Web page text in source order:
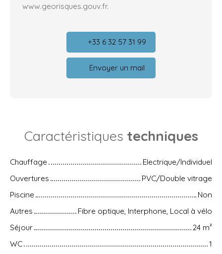
www.georisques.gouv.fr.
+33 6 32 57 31 99
Envoyer un mail
Caractéristiques techniques
Chauffage
Electrique/Individuel
Ouvertures
PVC/Double vitrage
Piscine
Non
Autres
Fibre optique, Interphone, Local à vélo
Séjour
24 m²
WC
1